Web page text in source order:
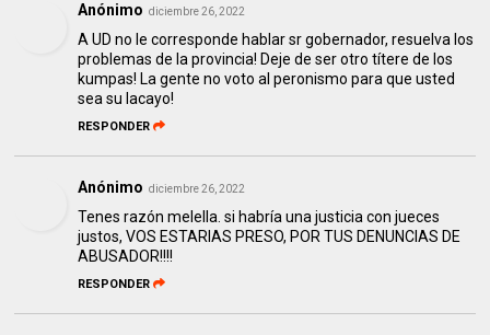
Anónimo diciembre 26, 2022
A UD no le corresponde hablar sr gobernador, resuelva los
problemas de la provincia! Deje de ser otro títere de los
kumpas! La gente no voto al peronismo para que usted
sea su lacayo!
RESPONDER
Anónimo diciembre 26, 2022
Tenes razón melella. si habría una justicia con jueces
justos, VOS ESTARIAS PRESO, POR TUS DENUNCIAS DE
ABUSADOR!!!!
RESPONDER